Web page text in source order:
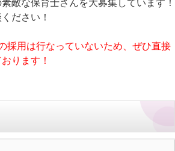
ださい！
採用は行なっていないため、ぜひ直接
ります！